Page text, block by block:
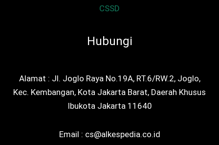
CSSD
Hubungi
Alamat : Jl. Joglo Raya No.19A, RT.6/RW.2, Joglo,
Kec. Kembangan, Kota Jakarta Barat, Daerah Khusus
Ibukota Jakarta 11640
Email : cs@alkespedia.co.id